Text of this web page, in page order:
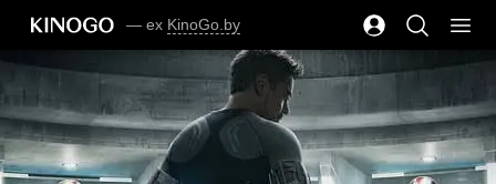
— ex KinoGo.by